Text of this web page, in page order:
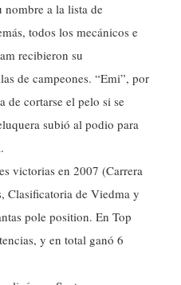
nombre a la lista de
todos los mecánicos e
recibieron su
de campeones. “Emi”, por
de cortarse el pelo si se
subió al podio para
victorias en 2007 (Carrera
Clasificatoria de Viedma y
pole position. En Top
y en total ganó 6